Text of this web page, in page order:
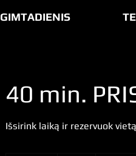
GIMTADIENIS
40 min.
Išsirink laiką ir rezervuok